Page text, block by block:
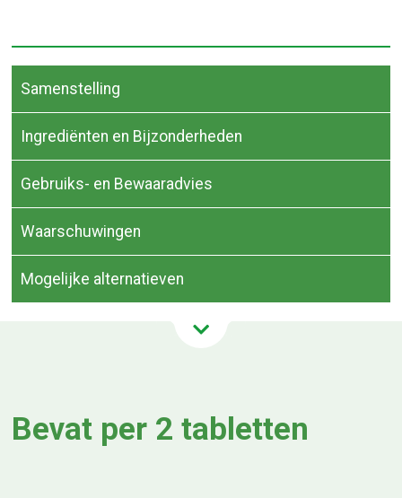
Samenstelling
Ingrediënten en Bijzonderheden
Gebruiks- en Bewaaradvies
Waarschuwingen
Mogelijke alternatieven
Bevat per 2 tabletten